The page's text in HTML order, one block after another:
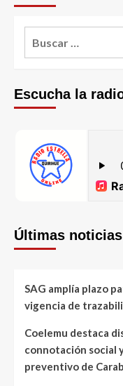
Escucha la
Últimas noticias
SAG amplía plazo
vigencia de
Coelemu destaca
connotación social
preventivo de